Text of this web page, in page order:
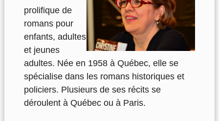
prolifique de
romans pour
enfants, adultes
et jeunes
adultes. Née en 1958 à Québec, elle se
spécialise dans les romans historiques et
policiers. Plusieurs de ses récits se
déroulent à Québec ou à Paris.